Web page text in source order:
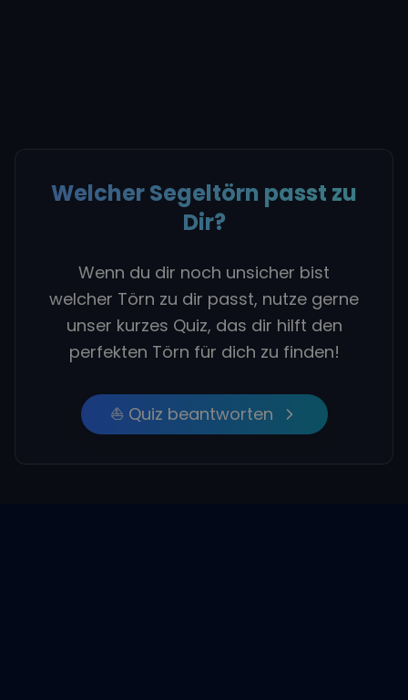
Welcher Segeltörn passt zu
Dir?
Wenn du dir noch unsicher bist
welcher Törn zu dir passt, nutze gerne
unser kurzes Quiz, das dir hilft den
perfekten Törn für dich zu finden!
⛵ Quiz beantworten